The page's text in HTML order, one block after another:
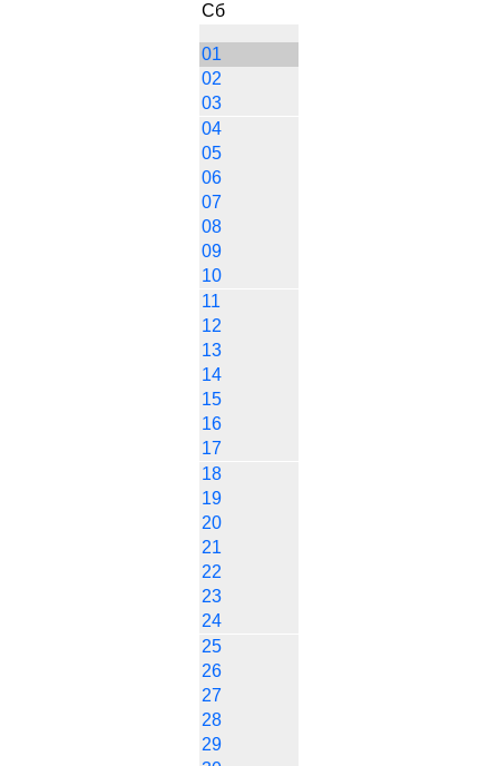
Сб
01
02
03
04
05
06
07
08
09
10
11
12
13
14
15
16
17
18
19
20
21
22
23
24
25
26
27
28
29